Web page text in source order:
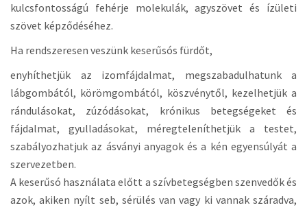
kulcsfontosságú fehérje molekulák, agyszövet és ízületi
szövet képződéséhez.
Ha rendszeresen veszünk keserűsós fürdőt,
enyhíthetjük az izomfájdalmat, megszabadulhatunk a
lábgombától, körömgombától, köszvénytől, kezelhetjük a
rándulásokat, zúzódásokat, krónikus betegségeket és
fájdalmat, gyulladásokat, méregteleníthetjük a testet,
szabályozhatjuk az ásványi anyagok és a kén egyensúlyát a
szervezetben.
A keserűsó használata előtt a szívbetegségben szenvedők és
azok, akiken nyílt seb, sérülés van vagy ki vannak száradva,